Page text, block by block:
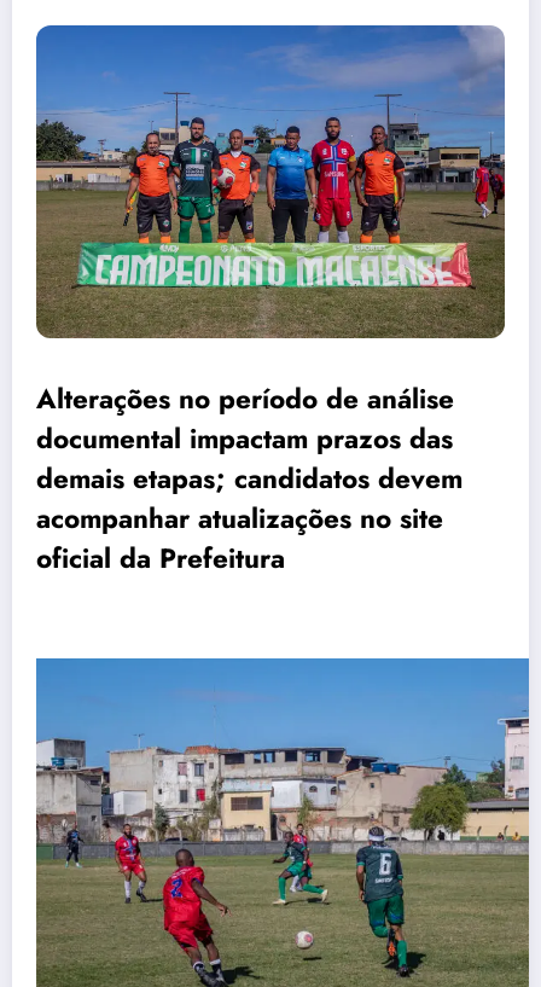
Alterações no período de análise
documental impactam prazos das
demais etapas; candidatos devem
acompanhar atualizações no site
oficial da Prefeitura